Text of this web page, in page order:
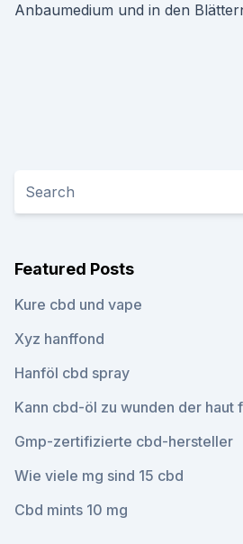
Anbaumedium und in den
Featured Posts
Kure cbd und vape
Xyz hanffond
Hanföl cbd spray
Kann cbd-öl zu wunden der haut
Gmp-zertifizierte cbd-hersteller
Wie viele mg sind 15 cbd
Cbd mints 10 mg